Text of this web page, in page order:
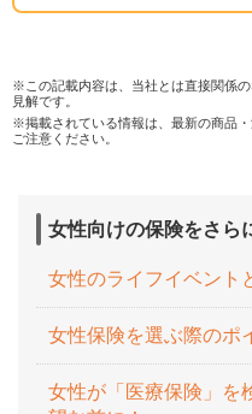
※この記載内容は、当社とは直接関係
見解です。
※掲載されている情報は、最新の商品
ご注意ください。
女性向けの保険をさら
女性のライフイベント
女性保険を選ぶ際のポ
女性が「医療保険」を